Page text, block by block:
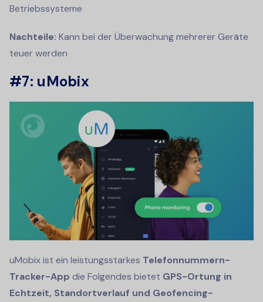
Betriebssysteme
Nachteile: Kann bei der Überwachung mehrerer Geräte
teuer werden
#7: uMobix
uMobix ist ein leistungsstarkes Telefonnummern-
Tracker-App die Folgendes bietet GPS-Ortung in
Echtzeit, Standortverlauf und Geofencing-